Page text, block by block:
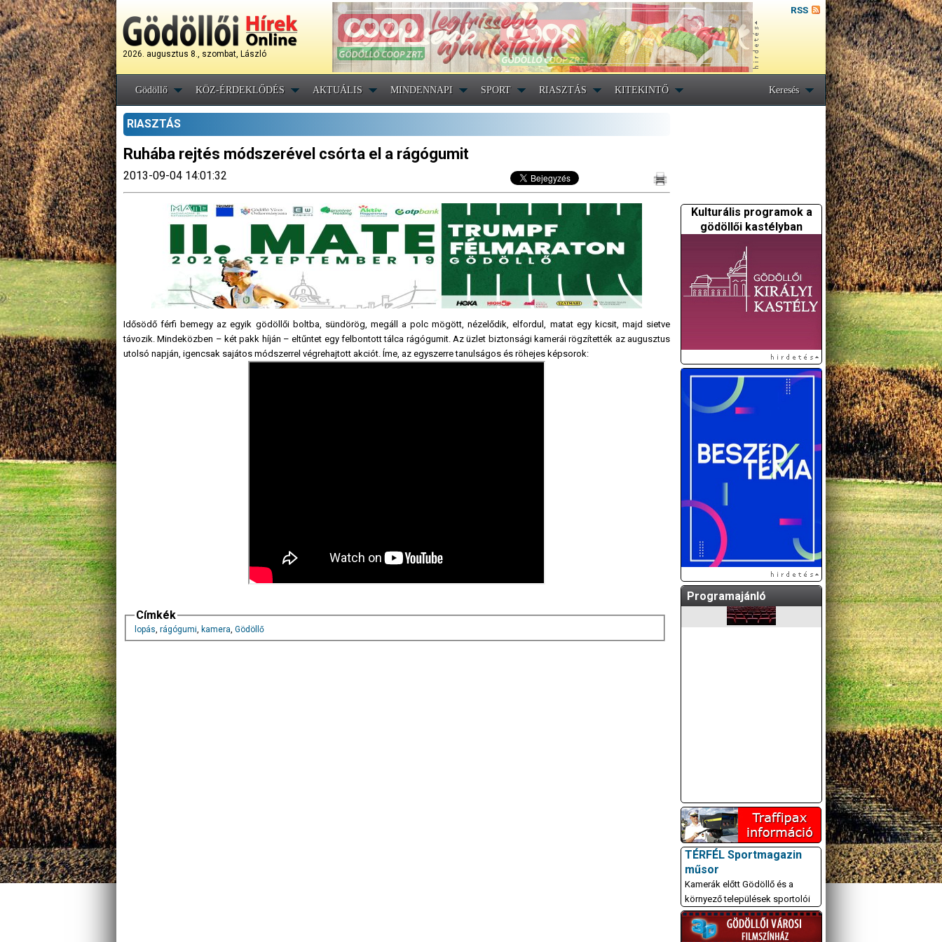
2026. augusztus 8., szombat, László
RSS
Gödöllő KÖZ-ÉRDEKLŐDÉS AKTUÁLIS MINDENNAPI SPORT RIASZTÁS KITEKINTŐ Keresés
RIASZTÁS
Ruhába rejtés módszerével csórta el a rágógumit
2013-09-04 14:01:32
Idősödő férfi bemegy az egyik gödöllői boltba, sündörög, megáll a polc mögött, nézelődik, elfordul, matat egy kicsit, majd sietve
távozik. Mindeközben – két pakk híján – eltűntet egy felbontott tálca rágógumit. Az üzlet biztonsági kamerái rögzítették az augusztus
utolsó napján, igencsak sajátos módszerrel végrehajtott akciót. Íme, az egyszerre tanulságos és röhejes képsorok:
Címkék
lopás, rágógumi, kamera, Gödöllő
Kulturális programok a
gödöllői kastélyban
Programajánló
A GÖDÖLLŐI ÉS
KULTURÁLIS- ÉS
SPORTPROGRAMOKAT
KÖZÖSSÉGI
OLDALUNKON TESSZÜK
KÖZZÉ!
TÉRFÉL Sportmagazin
műsor
Kamerák előtt Gödöllő és a
környező települések sportolói